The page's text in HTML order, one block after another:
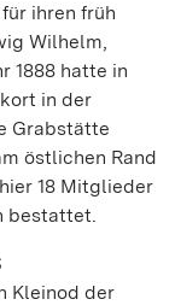
ihren früh
Wilhelm,
1888 hatte in
in der
Grabstätte
östlichen Rand
18 Mitglieder
bestattet.
Kleinod der